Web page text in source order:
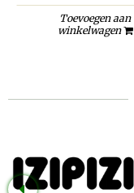
Toevoegen aan
winkelwagen